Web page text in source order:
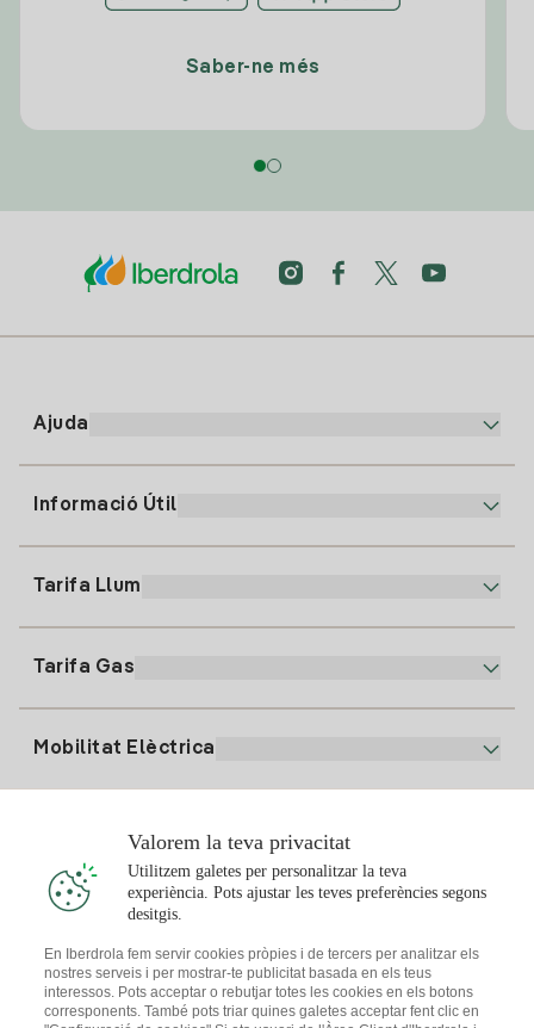
Saber-ne més
Ajuda
91 919 52 73
clientes@tuiberdrola.es
Informació Útil
Alta Gas
Tarifa Llum
Tarifa Gas
Mobilitat Elèctrica
Punts de Recàrrega
Simulador Plaques Solars
Comunitats Solars
T'interessa
Consells Llum
Descarrega l'App Iberdola Clients
Valorem la teva privacitat
Utilitzem galetes per personalitzar la teva
experiència. Pots ajustar les teves preferències segons
desitgis.
En Iberdrola fem servir cookies pròpies i de tercers per analitzar els
nostres serveis i per mostrar-te publicitat basada en els teus
interessos. Pots acceptar o rebutjar totes les cookies en els botons
corresponents. També pots triar quines galetes acceptar fent clic en